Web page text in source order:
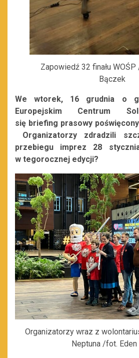
Zapowiedź 32 finału
Bączek
We wtorek, 16 grudnia o
Europejskim Centrum
się briefing prasowy poświęcony
Organizatorzy zdradzili
przebiegu imprez 28
w tegorocznej edycji?
Organizatorzy wraz z
Neptuna /fot. Eden